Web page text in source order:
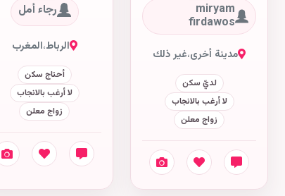
miryam
firdawos
مدينة أخرى،غير ذلك
لديّ سكن
لا أرغب بالانجاب
زواج معلن
رجاء أمل
الرباط،المغرب
أحتاج سكن
لا أرغب بالانجاب
زواج معلن